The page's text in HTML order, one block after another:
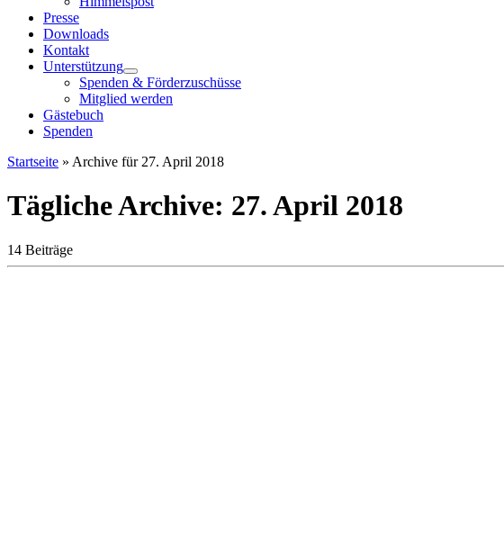
Presse
Downloads
Kontakt
Unterstützung
Spenden & Förderzuschüsse
Mitglied werden
Gästebuch
Spenden
Startseite » Archive für 27. April 2018
Tägliche Archive: 27. April 2018
14 Beiträge